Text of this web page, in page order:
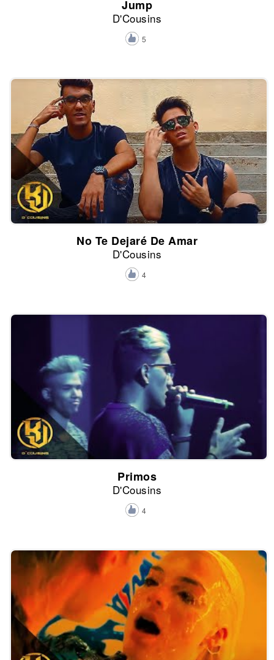
Jump
D'Cousins
5
No Te Dejaré De Amar
D'Cousins
4
Primos
D'Cousins
4